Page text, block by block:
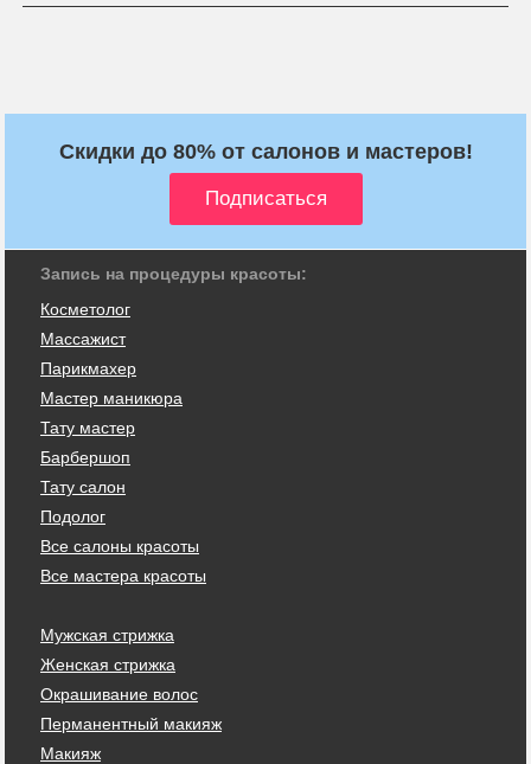
Скидки до 80% от салонов и мастеров!
Запись на процедуры красоты:
Косметолог
Массажист
Парикмахер
Мастер маникюра
Тату мастер
Барбершоп
Тату салон
Подолог
Все салоны красоты
Все мастера красоты
Мужская стрижка
Женская стрижка
Окрашивание волос
Перманентный макияж
Макияж